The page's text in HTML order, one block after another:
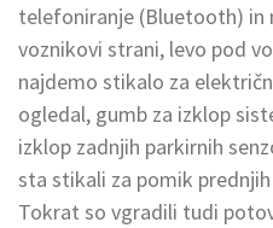
telefoniranje (Bluetooth) in
voznikovi strani, levo pod
najdemo stikalo za
ogledal, gumb za izklop
izklop zadnjih parkirnih
sta stikali za pomik
Tokrat so vgradili tudi